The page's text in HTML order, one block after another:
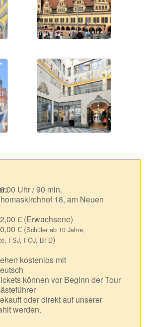
Uhr / 90 min.
18, am Neuen
€ (Erwachsene)
€ (Schüler ab 10 Jahre,
FSJ, FÖJ, BFD)
kostenlos mit
können vor Beginn der Tour
oder direkt auf unserer
werden.